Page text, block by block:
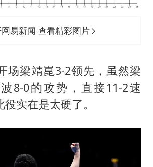
易新闻 查看精彩图片
场梁靖崑3-2领先，虽然梁
8-0的攻势，直接11-2速
实在是太硬了。